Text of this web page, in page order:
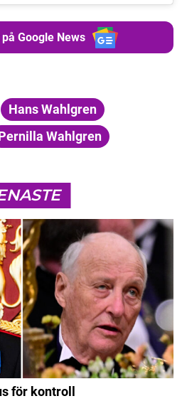
Google News
Hans Wahlgren
Wahlgren
för kontroll